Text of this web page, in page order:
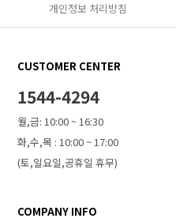
개인정보 처리방침
CUSTOMER CENTER
1544-4294
월,금: 10:00 ~ 16:30
화,수,목 : 10:00 ~ 17:00
(토,일요일,공휴일 휴무)
COMPANY INFO